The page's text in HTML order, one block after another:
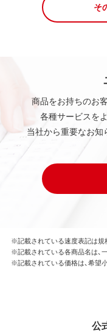
そ
商品をお持ちのお
各種サービスを
当社から重要なお知
※記載されている速度表記は規
※記載されている各商品名は、
※記載されている価格は、希望
公